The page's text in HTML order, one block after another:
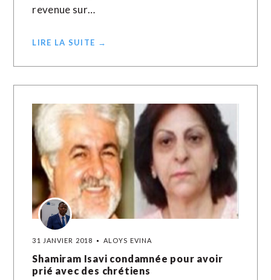
revenue sur…
LIRE LA SUITE →
31 JANVIER 2018 ALOYS EVINA
Shamiram Isavi condamnée pour avoir
prié avec des chrétiens